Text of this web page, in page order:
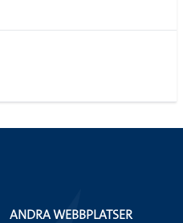
ANDRA WEBBPLATSER